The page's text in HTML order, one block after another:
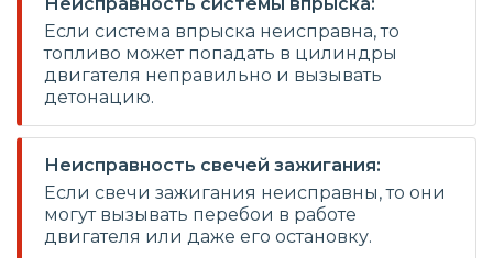
Если система впрыска неисправна, то
топливо может попадать в цилиндры
двигателя неправильно и вызывать
детонацию.
Неисправность свечей зажигания:
Если свечи зажигания неисправны, то они
могут вызывать перебои в работе
двигателя или даже его остановку.